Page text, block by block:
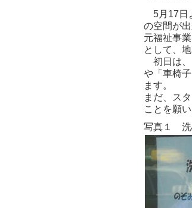
5月17日
の空間が
元福祉事
として、
初日は、
や「車椅
ます。
まだ、ス
ことを願い
写真１ 洗